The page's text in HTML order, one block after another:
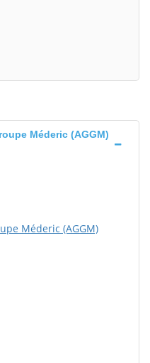
Méderic (AGGM)
Méderic (AGGM)